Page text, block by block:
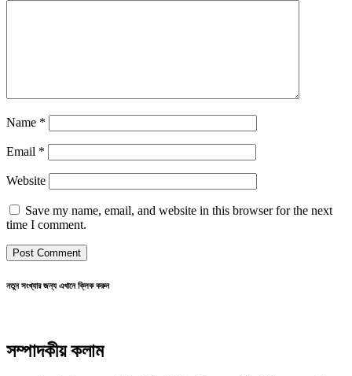
Name *
Email *
Website
Save my name, email, and website in this browser for the next
time I comment.
নতুন সংখ্যার জন্য এখানে ক্লিক করুন
সম্পাদকীয় কলাম